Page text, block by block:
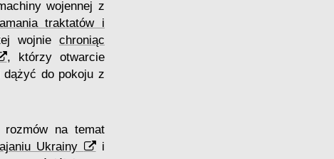
wojennej z
traktatów i
wojniechroniąc
, którzy otwarcie
dążyć do pokoju z
rozmów na temat
Ukrainy
i